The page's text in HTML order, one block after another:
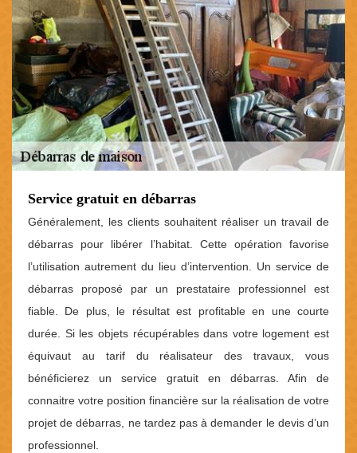
Service gratuit en débarras
Généralement, les clients souhaitent réaliser un travail de
débarras pour libérer l’habitat. Cette opération favorise
l’utilisation autrement du lieu d’intervention. Un service de
débarras proposé par un prestataire professionnel est
fiable. De plus, le résultat est profitable en une courte
durée. Si les objets récupérables dans votre logement est
équivaut au tarif du réalisateur des travaux, vous
bénéficierez un service gratuit en débarras. Afin de
connaitre votre position financière sur la réalisation de votre
projet de débarras, ne tardez pas à demander le devis d’un
professionnel.